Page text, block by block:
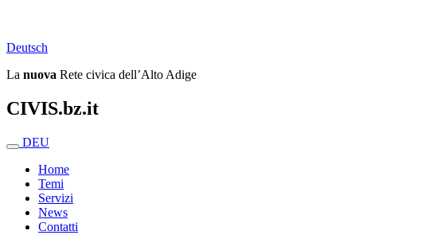
Deutsch
La nuova Rete civica dell’Alto Adige
CIVIS.bz.it
DEU
Home
Temi
Servizi
News
Contatti